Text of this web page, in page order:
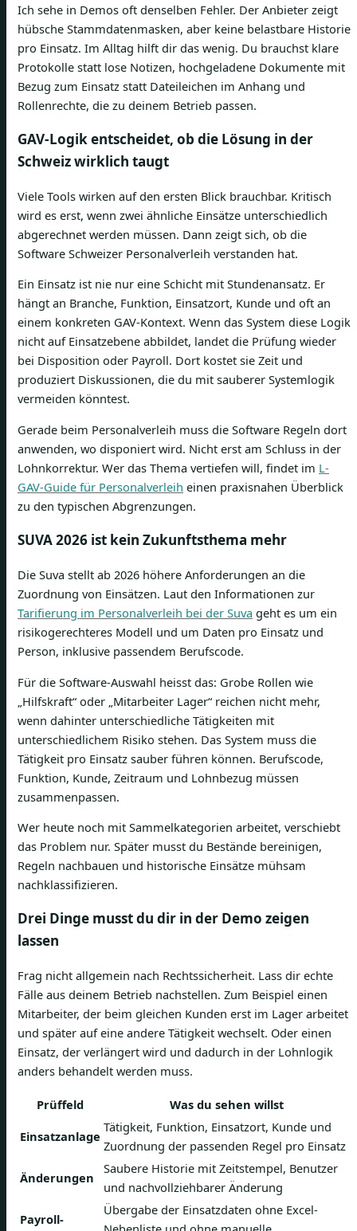
Ich sehe in Demos oft denselben Fehler. Der Anbieter zeigt
hübsche Stammdatenmasken, aber keine belastbare Historie
pro Einsatz. Im Alltag hilft dir das wenig. Du brauchst klare
Protokolle statt lose Notizen, hochgeladene Dokumente mit
Bezug zum Einsatz statt Dateileichen im Anhang und
Rollenrechte, die zu deinem Betrieb passen.
GAV-Logik entscheidet, ob die Lösung in der
Schweiz wirklich taugt
Viele Tools wirken auf den ersten Blick brauchbar. Kritisch
wird es erst, wenn zwei ähnliche Einsätze unterschiedlich
abgerechnet werden müssen. Dann zeigt sich, ob die
Software Schweizer Personalverleih verstanden hat.
Ein Einsatz ist nie nur eine Schicht mit Stundenansatz. Er
hängt an Branche, Funktion, Einsatzort, Kunde und oft an
einem konkreten GAV-Kontext. Wenn das System diese Logik
nicht auf Einsatzebene abbildet, landet die Prüfung wieder
bei Disposition oder Payroll. Dort kostet sie Zeit und
produziert Diskussionen, die du mit sauberer Systemlogik
vermeiden könntest.
Gerade beim Personalverleih muss die Software Regeln dort
anwenden, wo disponiert wird. Nicht erst am Schluss in der
Lohnkorrektur. Wer das Thema vertiefen will, findet im L-
GAV-Guide für Personalverleih einen praxisnahen Überblick
zu den typischen Abgrenzungen.
SUVA 2026 ist kein Zukunftsthema mehr
Die Suva stellt ab 2026 höhere Anforderungen an die
Zuordnung von Einsätzen. Laut den Informationen zur
Tarifierung im Personalverleih bei der Suva geht es um ein
risikogerechteres Modell und um Daten pro Einsatz und
Person, inklusive passendem Berufscode.
Für die Software-Auswahl heisst das: Grobe Rollen wie
„Hilfskraft“ oder „Mitarbeiter Lager“ reichen nicht mehr,
wenn dahinter unterschiedliche Tätigkeiten mit
unterschiedlichem Risiko stehen. Das System muss die
Tätigkeit pro Einsatz sauber führen können. Berufscode,
Funktion, Kunde, Zeitraum und Lohnbezug müssen
zusammenpassen.
Wer heute noch mit Sammelkategorien arbeitet, verschiebt
das Problem nur. Später musst du Bestände bereinigen,
Regeln nachbauen und historische Einsätze mühsam
nachklassifizieren.
Drei Dinge musst du dir in der Demo zeigen
lassen
Frag nicht allgemein nach Rechtssicherheit. Lass dir echte
Fälle aus deinem Betrieb nachstellen. Zum Beispiel einen
Mitarbeiter, der beim gleichen Kunden erst im Lager arbeitet
und später auf eine andere Tätigkeit wechselt. Oder einen
Einsatz, der verlängert wird und dadurch in der Lohnlogik
anders behandelt werden muss.
Prüffeld
Was du sehen willst
Einsatzanlage
Tätigkeit, Funktion, Einsatzort, Kunde und
Zuordnung der passenden Regel pro Einsatz
Änderungen
Saubere Historie mit Zeitstempel, Benutzer
und nachvollziehbarer Änderung
Payroll-
Übergabe der Einsatzdaten ohne Excel-